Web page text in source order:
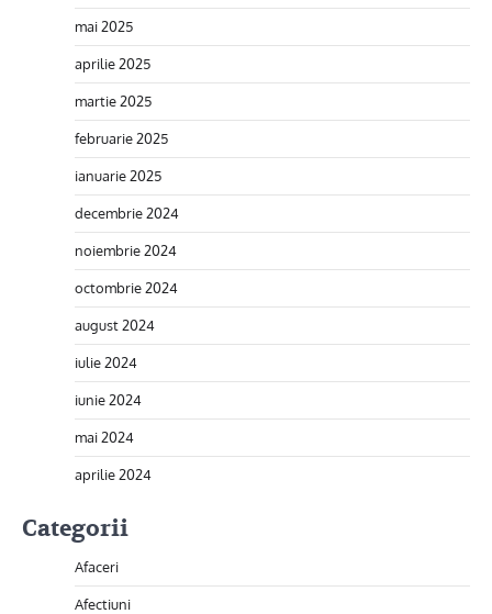
mai 2025
aprilie 2025
martie 2025
februarie 2025
ianuarie 2025
decembrie 2024
noiembrie 2024
octombrie 2024
august 2024
iulie 2024
iunie 2024
mai 2024
aprilie 2024
Categorii
Afaceri
Afectiuni